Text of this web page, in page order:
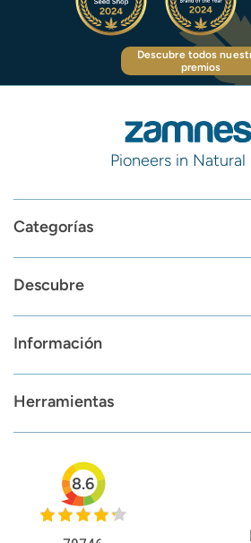
Descubre todos
premios
Pioneers in Natural
Categorías
Descubre
Información
Herramientas
8.6